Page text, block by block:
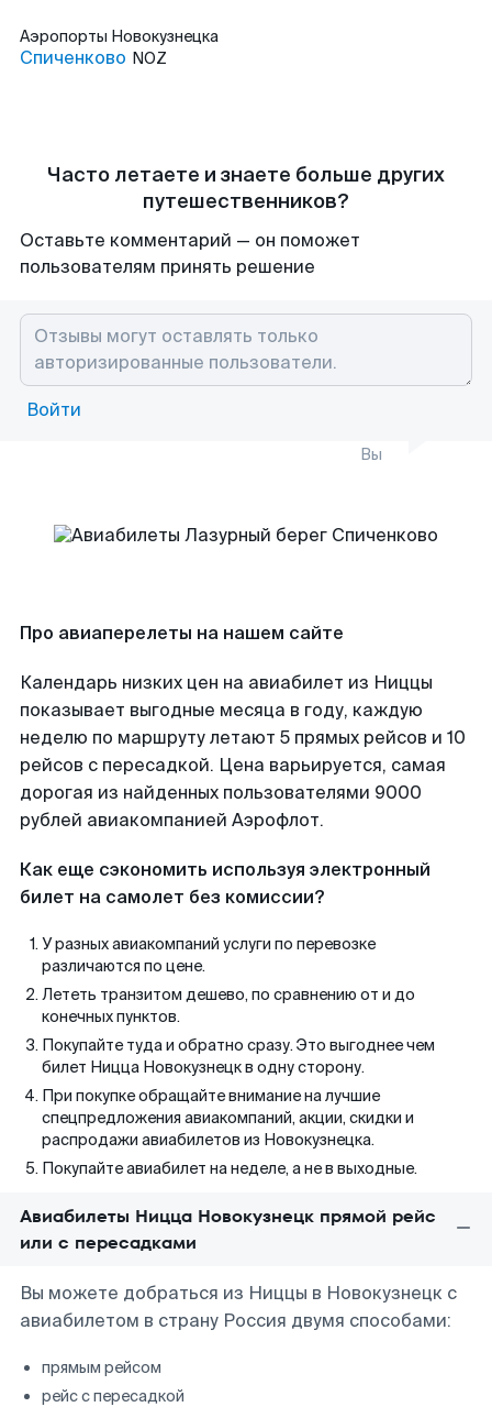
Аэропорты Новокузнецка
Спиченково NOZ
Часто летаете и знаете больше других
путешественников?
Оставьте комментарий — он поможет
пользователям принять решение
Войти
Вы
Про авиаперелеты на нашем сайте
Календарь низких цен на авиабилет из Ниццы
показывает выгодные месяца в году, каждую
неделю по маршруту летают 5 прямых рейсов и 10
рейсов с пересадкой. Цена варьируется, самая
дорогая из найденных пользователями 9000
рублей авиакомпанией Аэрофлот.
Как еще сэкономить используя электронный
билет на самолет без комиссии?
У разных авиакомпаний услуги по перевозке
различаются по цене.
Лететь транзитом дешево, по сравнению от и до
конечных пунктов.
Покупайте туда и обратно сразу. Это выгоднее чем
билет Ницца Новокузнецк в одну сторону.
При покупке обращайте внимание на лучшие
спецпредложения авиакомпаний, акции, скидки и
распродажи авиабилетов из Новокузнецка.
Покупайте авиабилет на неделе, а не в выходные.
Авиабилеты Ницца Новокузнецк прямой рейс
или с пересадками
Вы можете добраться из Ниццы в Новокузнецк с
авиабилетом в страну Россия двумя способами:
прямым рейсом
рейс с пересадкой